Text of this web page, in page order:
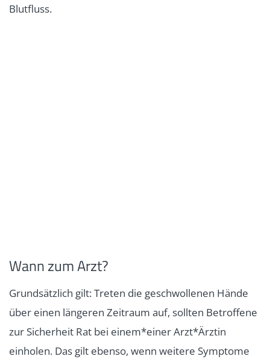
Blutfluss.
Wann zum Arzt?
Grundsätzlich gilt: Treten die geschwollenen Hände
über einen längeren Zeitraum auf, sollten Betroffene
zur Sicherheit Rat bei einem*einer Arzt*Ärztin
einholen. Das gilt ebenso, wenn weitere Symptome